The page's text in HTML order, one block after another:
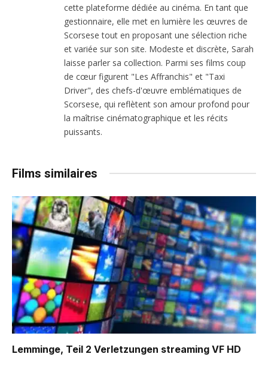
cette plateforme dédiée au cinéma. En tant que
gestionnaire, elle met en lumière les œuvres de
Scorsese tout en proposant une sélection riche
et variée sur son site. Modeste et discrète, Sarah
laisse parler sa collection. Parmi ses films coup
de cœur figurent "Les Affranchis" et "Taxi
Driver", des chefs-d'œuvre emblématiques de
Scorsese, qui reflètent son amour profond pour
la maîtrise cinématographique et les récits
puissants.
Films similaires
Lemminge, Teil 2 Verletzungen streaming VF HD